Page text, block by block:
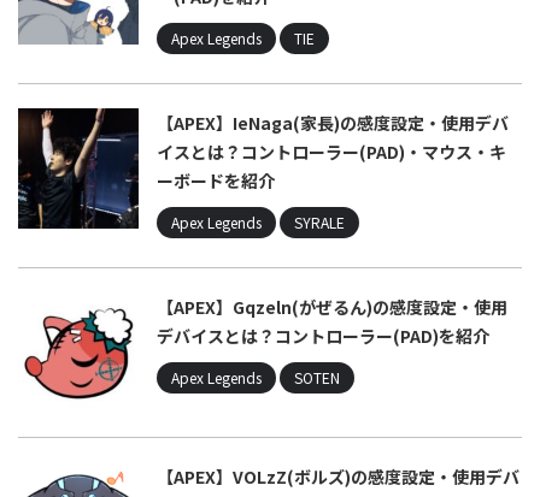
Apex Legends TIE
【APEX】IeNaga(家長)の感度設定・使用デバ
イスとは？コントローラー(PAD)・マウス・キ
ーボードを紹介
Apex Legends SYRALE
【APEX】Gqzeln(がぜるん)の感度設定・使用
デバイスとは？コントローラー(PAD)を紹介
Apex Legends SOTEN
【APEX】VOLzZ(ボルズ)の感度設定・使用デバ